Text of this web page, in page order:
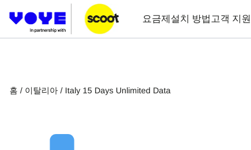
요금제 설치 방법 고객 지원
홈 / 이탈리아 / Italy 15 Days Unlimited Data